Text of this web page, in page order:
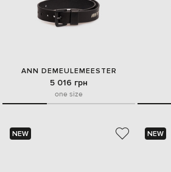
ANN DEMEULEMEESTER
5 016 грн
one size
NEW NEW